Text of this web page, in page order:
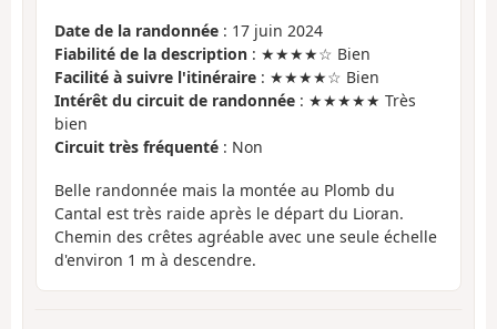
Date de la randonnée : 17 juin 2024
Fiabilité de la description : ★★★★☆ Bien
Facilité à suivre l'itinéraire : ★★★★☆ Bien
Intérêt du circuit de randonnée : ★★★★★ Très
bien
Circuit très fréquenté : Non
Belle randonnée mais la montée au Plomb du
Cantal est très raide après le départ du Lioran.
Chemin des crêtes agréable avec une seule échelle
d'environ 1 m à descendre.